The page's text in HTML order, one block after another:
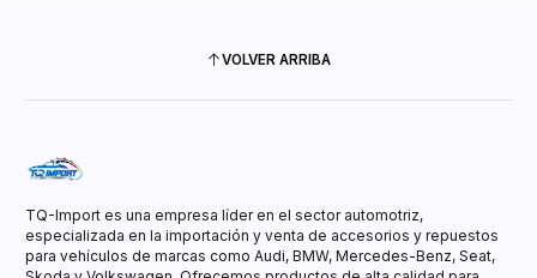
VOLVER ARRIBA
TQ-Import es una empresa líder en el sector automotriz,
especializada en la importación y venta de accesorios y repuestos
para vehículos de marcas como Audi, BMW, Mercedes-Benz, Seat,